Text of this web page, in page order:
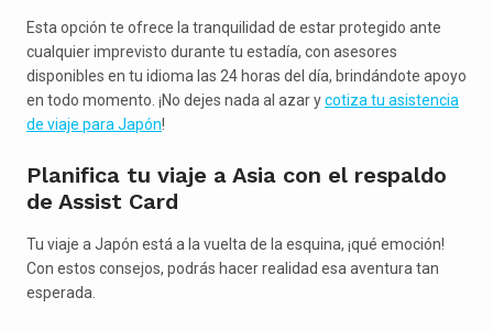
Esta opción te ofrece la tranquilidad de estar protegido ante
cualquier imprevisto durante tu estadía, con asesores
disponibles en tu idioma las 24 horas del día, brindándote apoyo
en todo momento. ¡No dejes nada al azar ycotiza tu asistencia
de viaje para Japón!
Planifica tu viaje a Asia con el respaldo
de Assist Card
Tu viaje a Japón está a la vuelta de la esquina, ¡qué emoción!
Con estos consejos, podrás hacer realidad esa aventura tan
esperada.